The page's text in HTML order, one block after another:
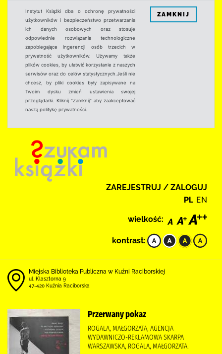
Instytut Książki dba o ochronę prywatności
użytkowników i bezpieczeństwo przetwarzania
ich danych osobowych oraz stosuje
odpowiednie rozwiązania technologiczne
zapobiegające ingerencji osób trzecich w
prywatność użytkowników. Używamy także
plików cookies, by ułatwić korzystanie z naszych
serwisów oraz do celów statystycznych.Jeśli nie
chcesz, by pliki cookies były zapisywane na
Twoim dysku zmień ustawienia swojej
przeglądarki. Kliknij "Zamknij" aby zaakceptować
naszą politykę prywatności.
ZAMKNIJ
ZAREJESTRUJ / ZALOGUJ
PL EN
wielkość:
kontrast:
Miejska Biblioteka Publiczna w Kuźni Raciborskiej
ul. Klasztorna 9
47-420 Kuźnia Raciborska
Przerwany pokaz
ROGALA, MAŁGORZATA, AGENCJA
WYDAWNICZO-REKLAMOWA SKARPA
WARSZAWSKA, ROGALA, MAŁGORZATA.